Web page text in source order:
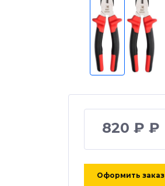
820 ₽ ₽
Оформить заказ